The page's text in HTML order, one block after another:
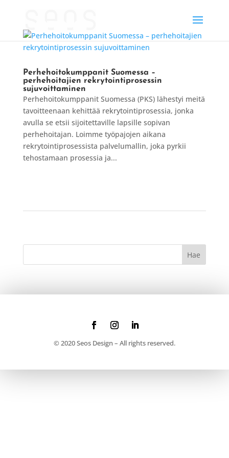
Perhehoitokumppanit Suomessa –
perhehoitajien rekrytointiprosessin
sujuvoittaminen
Perhehoitokumppanit Suomessa (PKS) lähestyi meitä
tavoitteenaan kehittää rekrytointiprosessia, jonka
avulla se etsii sijoitettaville lapsille sopivan
perhehoitajan. Loimme työpajojen aikana
rekrytointiprosessista palvelumallin, joka pyrkii
tehostamaan prosessia ja...
© 2020 Seos Design – All rights reserved.